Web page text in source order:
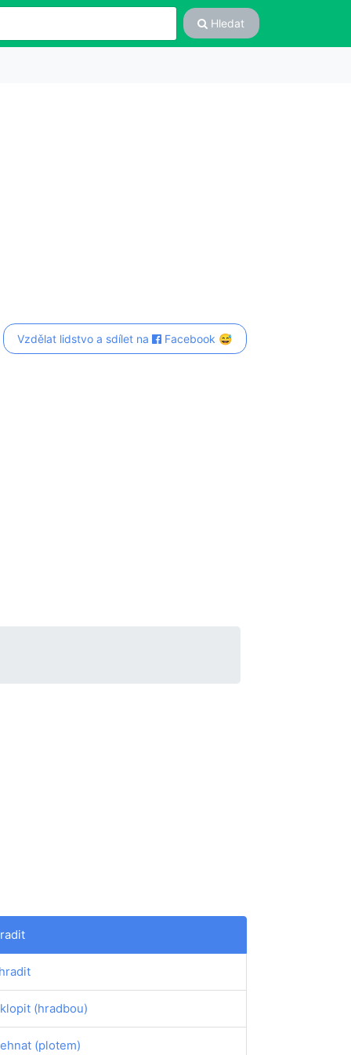
Hledat
Vzdělat lidstvo a sdílet na Facebook 😅
(hradbou)
(plotem)